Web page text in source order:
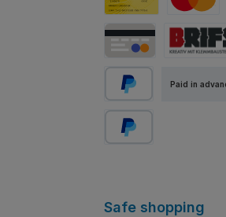
Paid in
Safe shopping